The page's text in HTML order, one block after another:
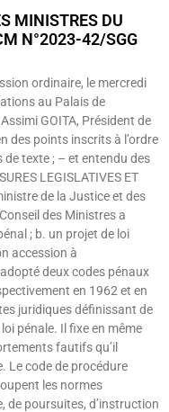
MINISTRES DU
N°2023-42/SGG
ordinaire, le mercredi
au Palais de
GOITA, Président de
des points inscrits à l’ordre
de texte ; – et entendu des
LEGISLATIVES ET
de la Justice et des
des Ministres a
; b. un projet de loi
accession à
deux codes pénaux
en 1962 et en
juridiques définissant de
pénale. Il fixe en même
fautifs qu’il
Le code de procédure
les normes
de poursuites, d’instruction